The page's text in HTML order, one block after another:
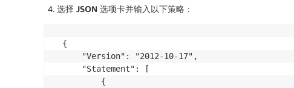
选择 JSON 选项卡并输入以下策略：
{
    "Version": "2012-10-17",
    "Statement": [
        {